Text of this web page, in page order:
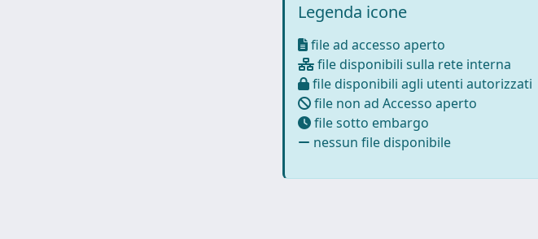
Legenda icone
file ad accesso aperto
file disponibili sulla rete interna
file disponibili agli utenti autorizzati
file non ad Accesso aperto
file sotto embargo
nessun file disponibile